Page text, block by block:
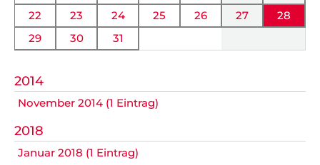
22
23 24 25 26 27
28
29
30 31
2014
November 2014 (1 Eintrag)
2018
Januar 2018 (1 Eintrag)
VEREIN
Vereinssatzung
Schutzkonzept
Impressum
Datenschutz
KOOPERATIONEN